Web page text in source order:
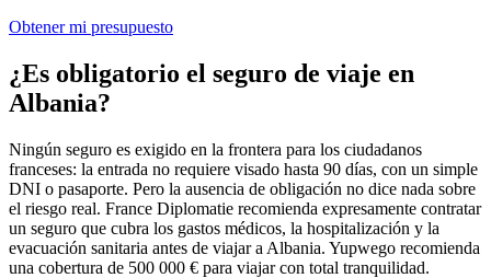
Obtener mi presupuesto
¿Es obligatorio el seguro de viaje en
Albania?
Ningún seguro es exigido en la frontera para los ciudadanos
franceses: la entrada no requiere visado hasta 90 días, con un simple
DNI o pasaporte. Pero la ausencia de obligación no dice nada sobre
el riesgo real. France Diplomatie recomienda expresamente contratar
un seguro que cubra los gastos médicos, la hospitalización y la
evacuación sanitaria antes de viajar a Albania. Yupwego recomienda
una cobertura de 500 000 € para viajar con total tranquilidad.